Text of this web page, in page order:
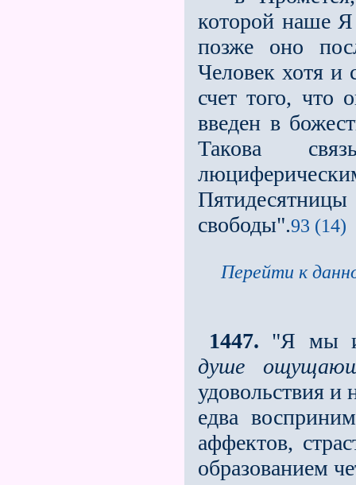
которой наше Я
позже оно
Человек хотя и
счет того, что
введен в
Такова
свободы".93 (14)
Перейти к
1447. "Я мы
душе
удовольствия и
едва
аффектов,
образованием